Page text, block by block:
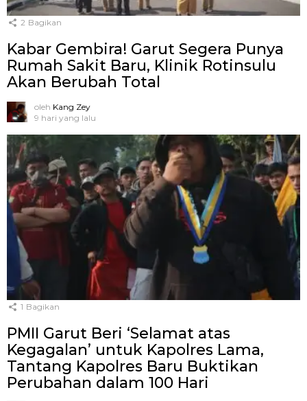
2 Bagikan
Kabar Gembira! Garut Segera Punya
Rumah Sakit Baru, Klinik Rotinsulu
Akan Berubah Total
oleh Kang Zey
9 hari yang lalu
1 Bagikan
PMII Garut Beri ‘Selamat atas
Kegagalan’ untuk Kapolres Lama,
Tantang Kapolres Baru Buktikan
Perubahan dalam 100 Hari